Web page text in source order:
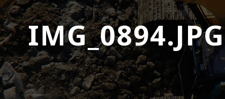
IMG_0894.JPG